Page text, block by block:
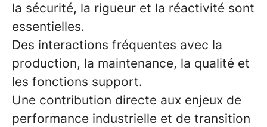
la sécurité, la rigueur et la réactivité sont
essentielles.
Des interactions fréquentes avec la
production, la maintenance, la qualité et
les fonctions support.
Une contribution directe aux enjeux de
performance industrielle et de transition